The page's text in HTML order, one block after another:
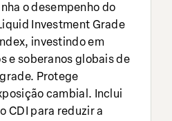
o desempenho do
Investment Grade
investindo em
e soberanos globais de
Protege
cambial. Inclui
CDI para reduzir a